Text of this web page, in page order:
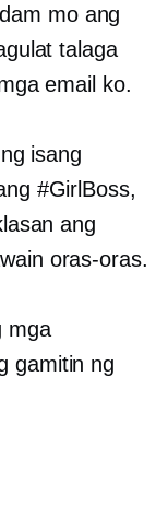
mo ang
talaga
email ko.
isang
#GirlBoss,
ang
oras-oras.
mga
gamitin ng